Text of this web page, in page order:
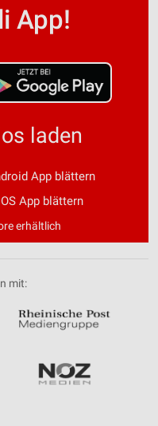
App!
laden
App blättern
App blättern
erhältlich
mit: